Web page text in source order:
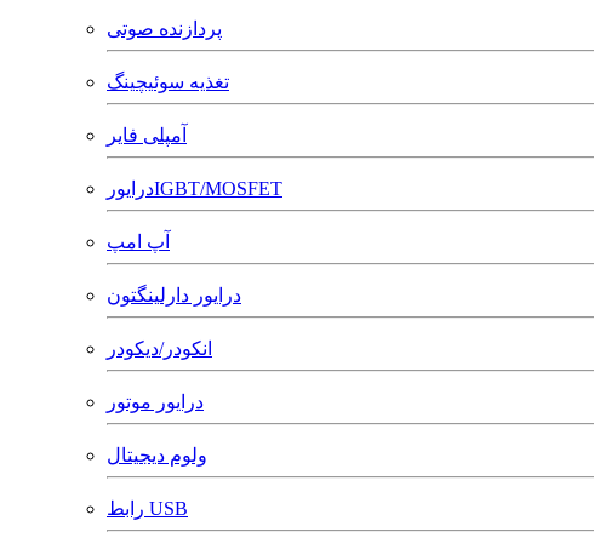
پردازنده صوتی
تغذیه سوئیچینگ
آمپلی فایر
درایورIGBT/MOSFET
آپ امپ
درایور دارلینگتون
انکودر/دیکودر
درایور موتور
ولوم دیجیتال
رابط USB